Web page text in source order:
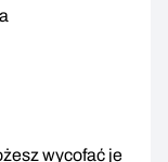
wycofać je